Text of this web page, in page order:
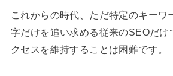
これからの時代、ただ特定のキーワ
字だけを追い求める従来のSEOだけ
クセスを維持することは困難です。